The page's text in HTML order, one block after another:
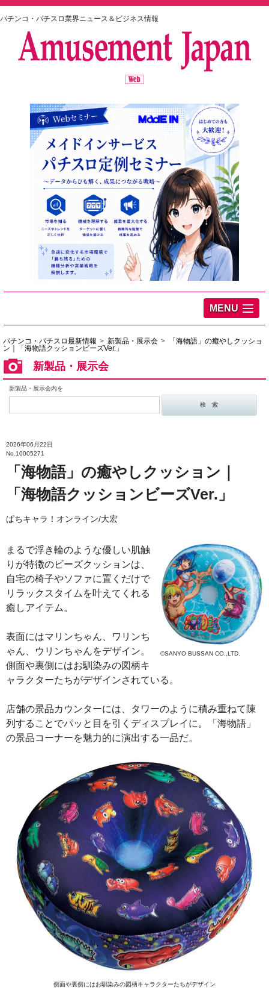
パチンコ・パチスロ業界ニュース＆ビジネス情報
MENU
パチンコ・パチスロ最新情報 新製品・展示会
「海物語」の癒やしクッショ
ン｜「海物語クッションビーズVer.」
新製品・展示会
新製品・展示会内を
2026年06月22日
No.10005271
「海物語」の癒やしクッション｜
「海物語クッションビーズVer.」
ぱちキャラ！オンライン/大宏
©SANYO BUSSAN CO.,LTD.
まるで浮き輪のような優しい肌触
りが特徴のビーズクッションは、
自宅の椅子やソファに置くだけで
リラックスタイムを叶えてくれる
癒しアイテム。
表面にはマリンちゃん、ワリンち
ゃん、ウリンちゃんをデザイン。
側面や裏側にはお馴染みの図柄キ
ャラクターたちがデザインされている。
店舗の景品カウンターには、タワーのように積み重ねて陳
列することでパッと目を引くディスプレイに。「海物語」
の景品コーナーを魅力的に演出する一品だ。
側面や裏側にはお馴染みの図柄キャラクターたちがデザイン